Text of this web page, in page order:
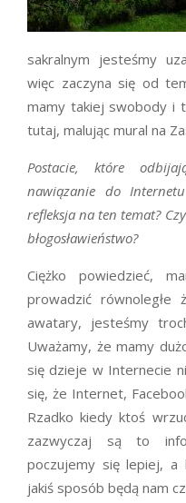
sakralnym jesteśmy
więc zaczyna się od
mamy takiej swobody i
tutaj, malując mural na
Postacie, które
nawiązanie do
refleksja na ten temat?
błogosławieństwo?
Ciężko powiedzieć,
prowadzić
awatary, jesteśmy
Uważamy, że mamy
się dzieje w Internecie
się, że Internet,
Rzadko kiedy ktoś
zazwyczaj są to
poczujemy się lepiej,
jakiś sposób będą nam